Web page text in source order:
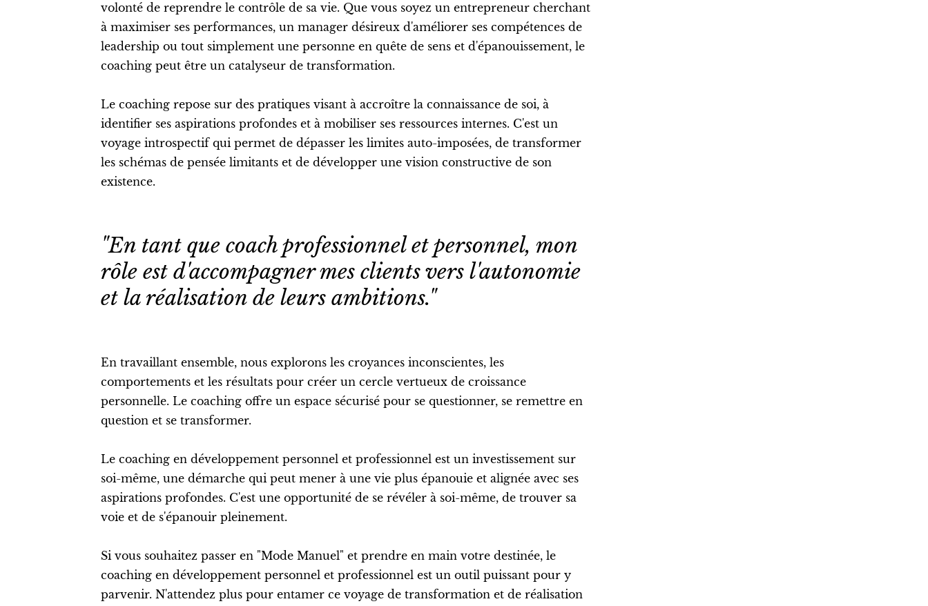
volonté de reprendre le contrôle de sa vie. Que vous soyez un entrepreneur cherchant
à maximiser ses performances, un manager désireux d'améliorer ses compétences de
leadership ou tout simplement une personne en quête de sens et d'épanouissement, le
coaching peut être un catalyseur de transformation.
Le coaching repose sur des pratiques visant à accroître la connaissance de soi, à
identifier ses aspirations profondes et à mobiliser ses ressources internes. C'est un
voyage introspectif qui permet de dépasser les limites auto-imposées, de transformer
les schémas de pensée limitants et de développer une vision constructive de son
existence.
"En tant que coach professionnel et personnel, mon
rôle est d'accompagner mes clients vers l'autonomie
et la réalisation de leurs ambitions."
En travaillant ensemble, nous explorons les croyances inconscientes, les
comportements et les résultats pour créer un cercle vertueux de croissance
personnelle. Le coaching offre un espace sécurisé pour se questionner, se remettre en
question et se transformer.
Le coaching en développement personnel et professionnel est un investissement sur
soi-même, une démarche qui peut mener à une vie plus épanouie et alignée avec ses
aspirations profondes. C'est une opportunité de se révéler à soi-même, de trouver sa
voie et de s'épanouir pleinement.
Si vous souhaitez passer en "Mode Manuel" et prendre en main votre destinée, le
coaching en développement personnel et professionnel est un outil puissant pour y
parvenir. N'attendez plus pour entamer ce voyage de transformation et de réalisation